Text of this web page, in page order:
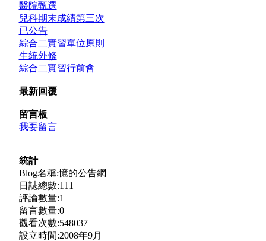
醫院甄選
兒科期末成績第三次
已公告
綜合二實習單位原則
生統外修
綜合二實習行前會
最新回覆
留言板
我要留言
統計
Blog名稱:憶的公告網
日誌總數:111
評論數量:1
留言數量:0
觀看次數:548037
設立時間:2008年9月